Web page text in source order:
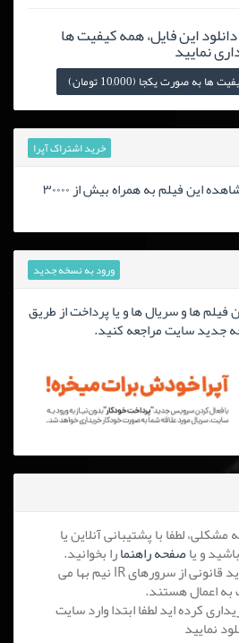
این فایل، همه کیفیت ها
نمایید
به صورت یکجا (10,000 تومان)
خرید اشتراک آپرا
خرید اشتراک ارزان جهت مشاهده این فیلم به همراه بیش از ۳۰۰۰۰
ورود به نسخه جدید
ها و سریال ها و یا پرداخت از طریق
جدید سایت مراجعه کنید.
و یاصفحه راهنمارا بخوانید.
2-مصرف اینترنت برای خرید قانونی از سرورهای IR نیم بها می
به اعمال هستند.
کرده اید لطفا ابتدا وارد سایت
نمایید